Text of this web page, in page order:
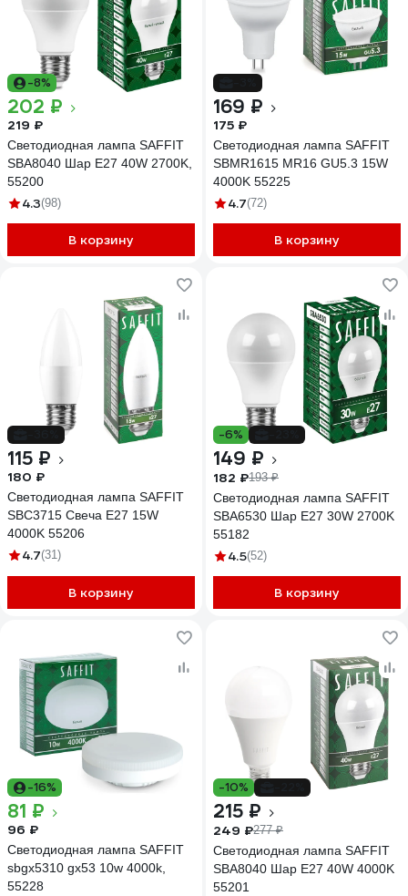
-8%
202 ₽
219 ₽
Светодиодная лампа SAFFIT
SBA8040 Шар E27 40W 2700K,
55200
4.3(98)
В корзину
169 ₽
175 ₽
Светодиодная лампа SAFFIT
SBMR1615 MR16 GU5.3 15W
4000K 55225
4.7(72)
В корзину
115 ₽
180 ₽
Светодиодная лампа SAFFIT
SBC3715 Свеча E27 15W
4000K 55206
4.7(31)
В корзину
-6%
149 ₽
182 ₽193 ₽
Светодиодная лампа SAFFIT
SBA6530 Шар E27 30W 2700K
55182
4.5(52)
В корзину
-16%
81 ₽
96 ₽
Светодиодная лампа SAFFIT
sbgx5310 gx53 10w 4000k,
55228
-10%
215 ₽
249 ₽277 ₽
Светодиодная лампа SAFFIT
SBA8040 Шар E27 40W 4000K
55201